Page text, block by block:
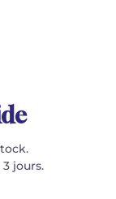
jours.